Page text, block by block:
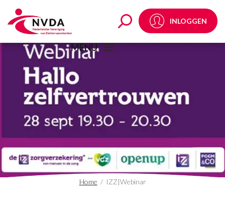
IZZ|Webinar Archives
INLOGGEN
MENU
Home / IZZ|Webinar